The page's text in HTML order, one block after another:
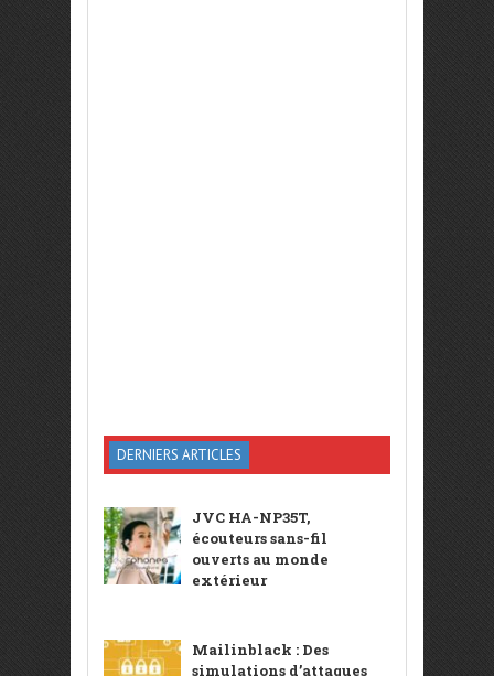
DERNIERS ARTICLES
JVC HA-NP35T,
écouteurs sans-fil
ouverts au monde
extérieur
Mailinblack : Des
simulations d’attaques